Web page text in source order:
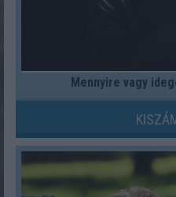
Mennyire vagy